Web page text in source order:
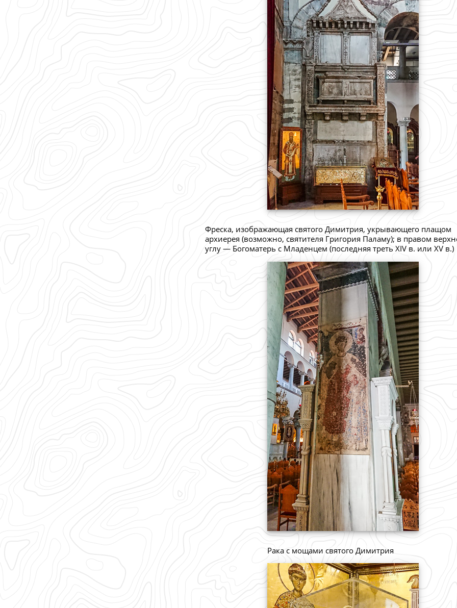
Фреска, изображающая святого Димитрия, укрывающего плащом
архиерея (возможно, святителя Григория Паламу); в правом
углу — Богоматерь с Младенцем (последняя треть XIV в. или XV в.)
Рака с мощами святого Димитрия